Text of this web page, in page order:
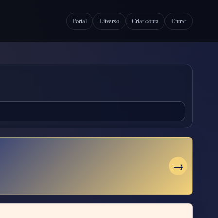
Portal Litverso Criar conta Entrar
→